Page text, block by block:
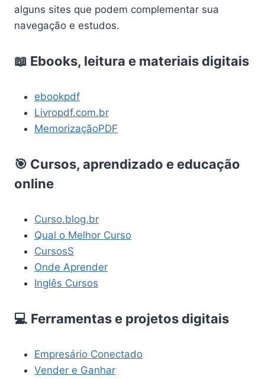
alguns sites que podem complementar sua
navegação e estudos.
📖 Ebooks, leitura e materiais digitais
ebookpdf
Livropdf.com.br
MemorizaçãoPDF
🎯 Cursos, aprendizado e educação
online
Curso.blog.br
Qual o Melhor Curso
CursosS
Onde Aprender
Inglês Cursos
💻 Ferramentas e projetos digitais
Empresário Conectado
Vender e Ganhar